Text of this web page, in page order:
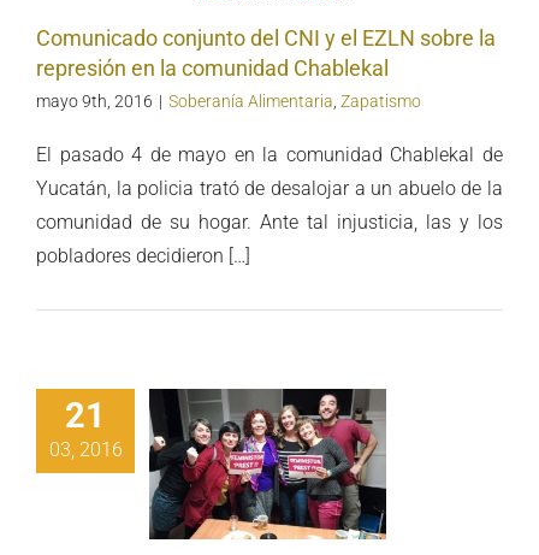
Comunicado conjunto del CNI y el EZLN sobre la
represión en la comunidad Chablekal
mayo 9th, 2016 | Soberanía Alimentaria, Zapatismo
El pasado 4 de mayo en la comunidad Chablekal de
Yucatán, la policia trató de desalojar a un abuelo de la
comunidad de su hogar. Ante tal injusticia, las y los
pobladores decidieron […]
21
03, 2016
con